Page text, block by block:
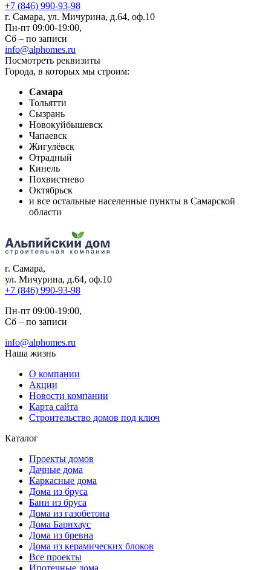
+7 (846) 990-93-98
г. Самара, ул. Мичурина, д.64, оф.10
Пн-пт 09:00-19:00,
Сб – по записи
info@alphomes.ru
Посмотреть реквизиты
Города, в которых мы строим:
Самара
Тольятти
Сызрань
Новокуйбышевск
Чапаевск
Жигулёвск
Отрадный
Кинель
Похвистнево
Октябрьск
и все остальные населенные пункты в Самарской
области
г. Самара,
ул. Мичурина, д.64, оф.10
+7 (846) 990-93-98
Пн-пт 09:00-19:00,
Сб – по записи
info@alphomes.ru
Наша жизнь
О компании
Акции
Новости компании
Карта сайта
Строительство домов под ключ
Каталог
Проекты домов
Дачные дома
Каркасные дома
Дома из бруса
Бани из бруса
Дома из газобетона
Дома Барнхаус
Дома из бревна
Дома из керамических блоков
Все проекты